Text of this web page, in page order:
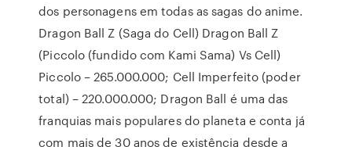
dos personagens em todas as sagas do anime.
Dragon Ball Z (Saga do Cell) Dragon Ball Z
(Piccolo (fundido com Kami Sama) Vs Cell)
Piccolo – 265.000.000; Cell Imperfeito (poder
total) – 220.000.000; Dragon Ball é uma das
franquias mais populares do planeta e conta já
com mais de 30 anos de existência desde a